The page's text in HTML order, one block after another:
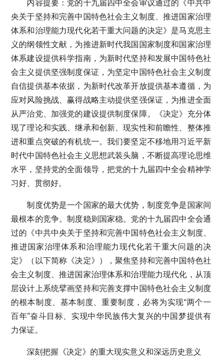
内容提要：党的十九届四中全会审议通过的《中共中
央关于坚持和完善中国特色社会主义制度、推进国家治理
体系和治理能力现代化若干重大问题的决定》是马克思主
义的纲领性文献，为推进新时代我国国家制度和国家治理
体系建设提供科学指南，为新时代坚持和发展中国特色社
会主义提供坚强制度保证，为坚定中国特色社会主义制度
自信提供基本依据，为新时代改革开放提供基本遵循，为
应对风险挑战、赢得战略主动提供坚强保证，为推进全面
从严治党、加强党的建设提供制度保障。《决定》充分体
现了理论和实践、继承和创新、现实性和前瞻性、整体推
进和重点突破的有机统一。我们要坚定不移地用习近平新
时代中国特色社会主义思想武装头脑，不断提高理论思维
水平，坚持党的全面领导，把党的十九届四中全会精神学
习好、贯彻好。
制度优势是一个国家的最大优势，制度竞争是国家间
最根本的竞争。制度稳则国家稳。党的十九届四中全会通
过的《中共中央关于坚持和完善中国特色社会主义制度、
推进国家治理体系和治理能力现代化若干重大问题的决
定》（以下简称《决定》），聚焦坚持和完善中国特色社
会主义制度、推进国家治理体系和治理能力现代化，从顶
层设计上系统擘画坚持和完善支撑中国特色社会主义制度
的根本制度、基本制度、重要制度，必将为实现“两个一
百年”奋斗目标、实现中华民族伟大复兴的中国梦提供有
力保证。
深刻把握《决定》的重大现实意义和深远历史意义